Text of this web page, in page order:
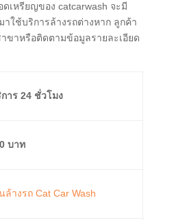
เหรียญของ catcarwash จะมี
ใช้บริการล้างรถต่างหาก ลูกค้า
ขาหรือติดตามข้อมูลรายละเอียด
าร 24 ชั่วโมง
บาท
างรถ Cat Car Wash